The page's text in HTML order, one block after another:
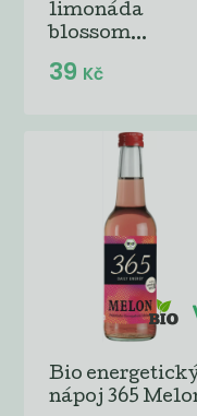
limonáda
blossom...
39 Kč
Bio
nápoj 365